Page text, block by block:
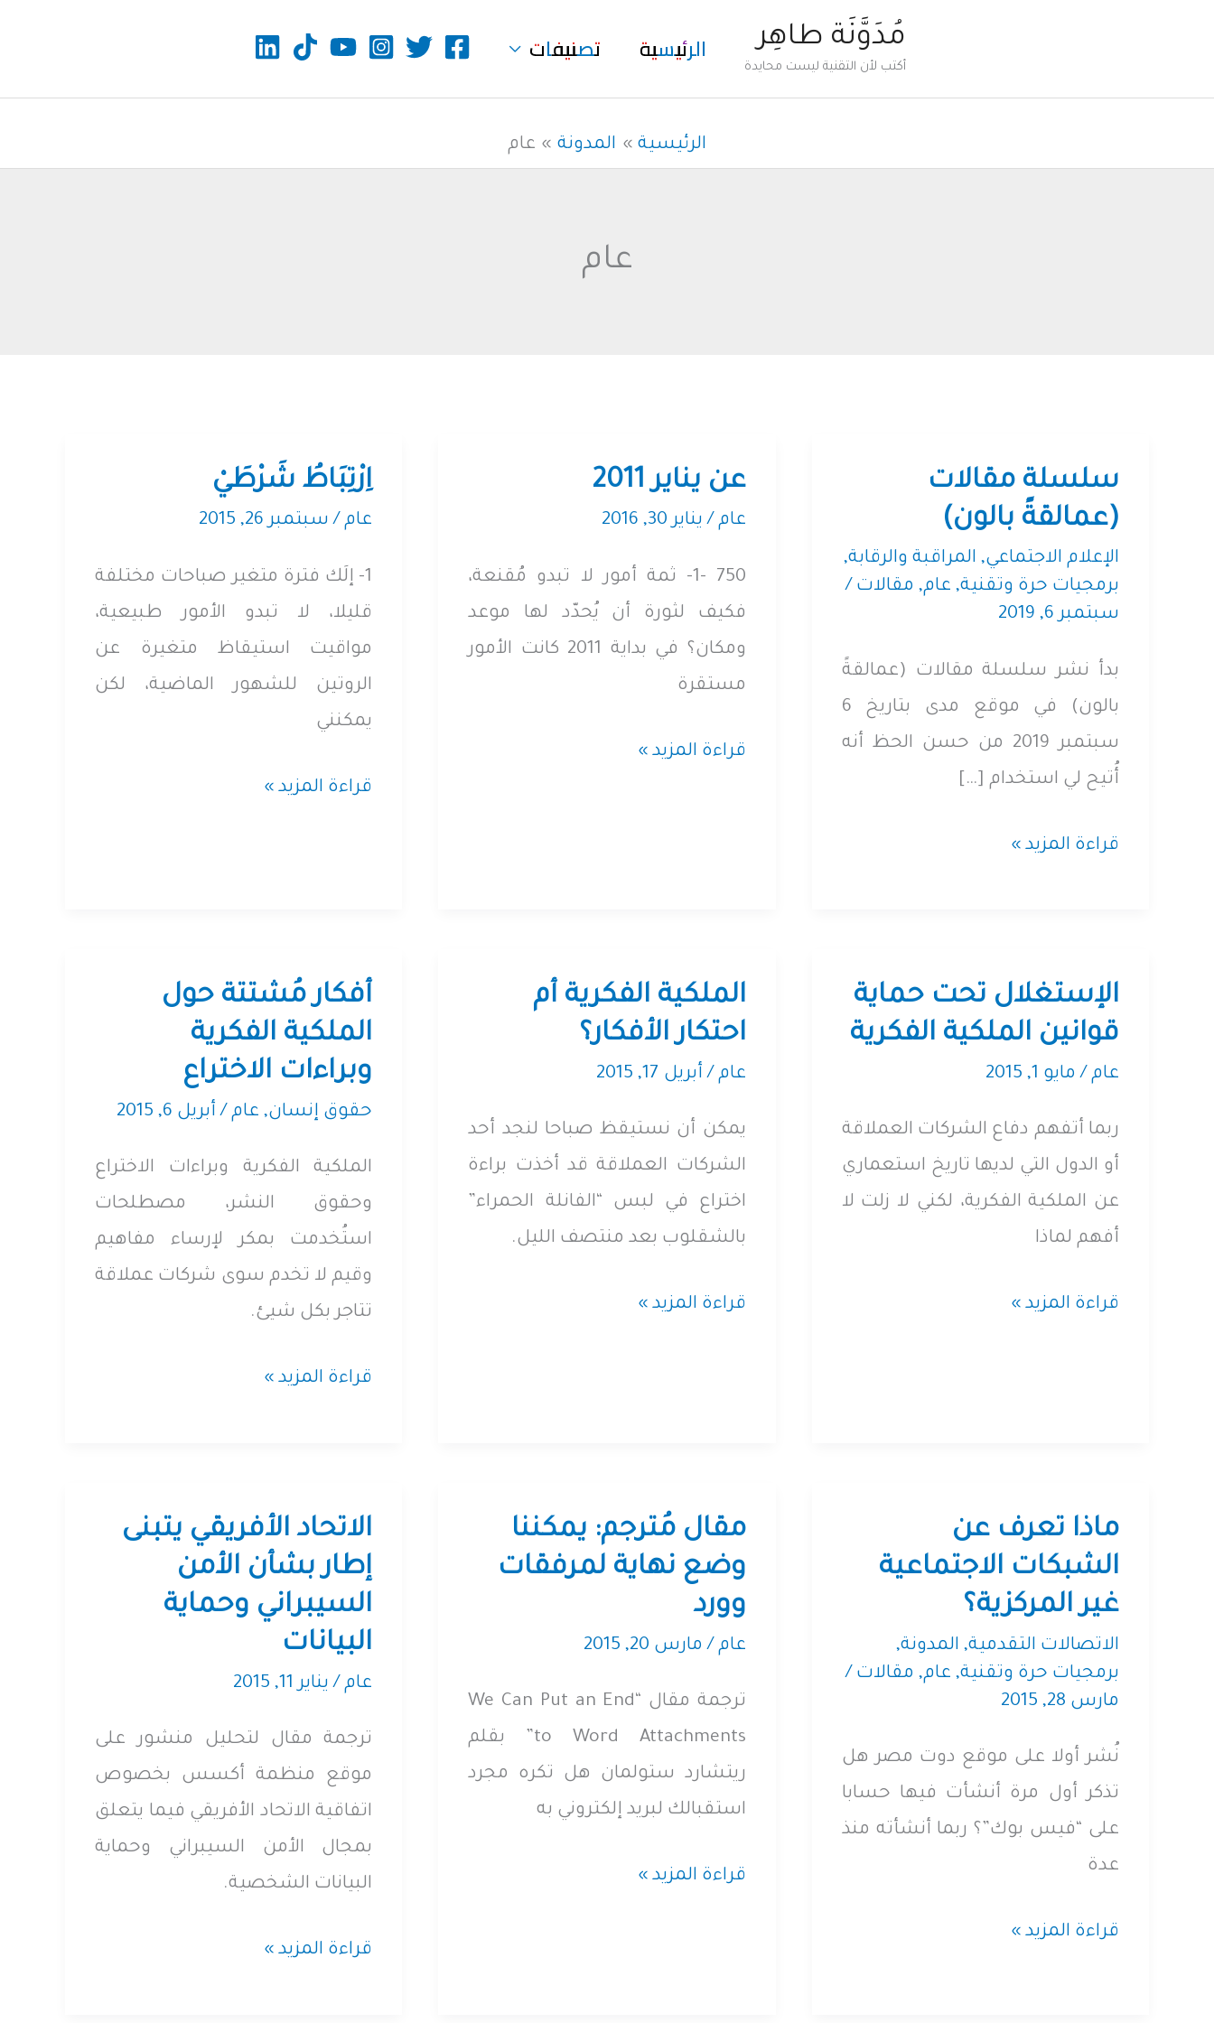
مُدَوَّنَة طاهِر
أكتب لأن التقنية ليست محايدة الرئيسية تصنيفات
الرئيسية المدونة عام
عام
سلسلة مقالات
(عمالقةً بالون)
الإعلام الاجتماعي, المراقبة والرقابة,
برمجيات حرة وتقنية, عام, مقالات /
سبتمبر 6, 2019
بدأ نشر سلسلة مقالات (عمالقةً
بالون) في موقع مدى بتاريخ 6
سبتمبر 2019 من حسن الحظ أنه
أُتيح لي استخدام […]
سلسلة
قراءة المزيد »
عن يناير 2011
عام / يناير 30, 2016
750 -1- ثمة أمور لا تبدو مُقنعة،
فكيف لثورة أن يُحدّد لها موعد
ومكان؟ في بداية 2011 كانت الأمور
مستقرة
عن
قراءة المزيد »
اِرْتِبَاطُ شَرْطَيْ
عام/ سبتمبر 26, 2015
1- إلَك فترة متغير صباحات مختلفة
قليلا، لا تبدو الأمور طبيعية،
مواقيت استيقاظ متغيرة عن
الروتين للشهور الماضية، لكن
يمكنني
اِرْتِبَاطُ
قراءة المزيد »
الإستغلال تحت حماية
قوانين الملكية الفكرية
عام / مايو 1, 2015
ربما أتفهم دفاع الشركات العملاقة
أو الدول التي لديها تاريخ استعماري
عن الملكية الفكرية، لكني لا زلت لا
أفهم لماذا
الإستغلال
قراءة المزيد »
الملكية الفكرية أم
احتكار الأفكار؟
عام / أبريل 17, 2015
يمكن أن نستيقظ صباحا لنجد أحد
الشركات العملاقة قد أخذت براءة
اختراع في لبس “الفانلة الحمراء”
بالشقلوب بعد منتصف الليل.
الملكية
قراءة المزيد »
أفكار مُشتتة حول
الملكية الفكرية
وبراءات الاختراع
حقوق إنسان, عام/ أبريل 6, 2015
الملكية الفكرية وبراءات الاختراع
وحقوق النشر، مصطلحات
استُخدمت بمكر لإرساء مفاهيم
وقيم لا تخدم سوى شركات عملاقة
تتاجر بكل شيئ.
أفكار
الفكرية
وبراءات
الاختراع
قراءة المزيد »
ماذا تعرف عن
الشبكات الاجتماعية
غير المركزية؟
الاتصالات التقدمية, المدونة,
برمجيات حرة وتقنية, عام, مقالات /
مارس 28, 2015
نُشر أولا على موقع دوت مصر هل
تذكر أول مرة أنشأت فيها حسابا
على “فيس بوك”؟ ربما أنشأته منذ
عدة
ماذا
قراءة المزيد »
مقال مُترجم: يمكننا
وضع نهاية لمرفقات
وورد
عام / مارس 20, 2015
ترجمة مقال “We Can Put an End
to Word Attachments” بقلم
ريتشارد ستولمان هل تكره مجرد
استقبالك لبريد إلكتروني به
مقال
قراءة المزيد »
الاتحاد الأفريقي يتبنى
إطار بشأن الأمن
السيبراني وحماية
البيانات
عام/ يناير 11, 2015
ترجمة مقال لتحليل منشور على
موقع منظمة أكسس بخصوص
اتفاقية الاتحاد الأفريقي فيما يتعلق
بمجال الأمن السيبراني وحماية
البيانات الشخصية.
الاتحاد
قراءة المزيد »